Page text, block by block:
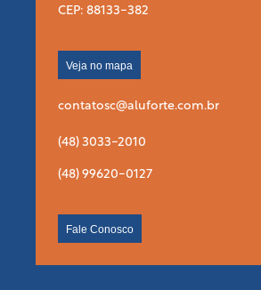
CEP: 88133-382
Veja no mapa
contatosc@aluforte.com.br
(48) 3033-2010
(48) 99620-0127
Fale Conosco